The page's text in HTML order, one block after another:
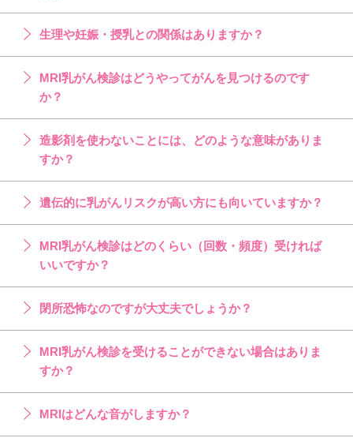
生理や妊娠・授乳との関係はありますか？
MRI乳がん検診はどうやってがんを見つけるのです
か？
造影剤を使わないことには、どのような意味がありま
すか？
遺伝的に乳がんリスクが高い方にも向いていますか？
MRI乳がん検診はどのくらい（回数・頻度）受ければ
いいですか？
閉所恐怖なのですが大丈夫でしょうか？
MRI乳がん検診を受けることができない場合はありま
すか？
MRIはどんな音がしますか？